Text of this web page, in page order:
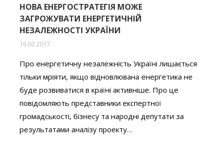
НОВА ЕНЕРГОСТРАТЕГІЯ МОЖЕ
ЗАГРОЖУВАТИ ЕНЕРГЕТИЧНІЙ
НЕЗАЛЕЖНОСТІ УКРАЇНИ
16.02.2017
Про енергетичну незалежність Україні лишається
тільки мріяти, якщо відновлювана енергетика не
буде розвиватися в країні активніше. Про це
повідомляють представники експертної
громадськості, бізнесу та народні депутати за
результатами аналізу проекту…